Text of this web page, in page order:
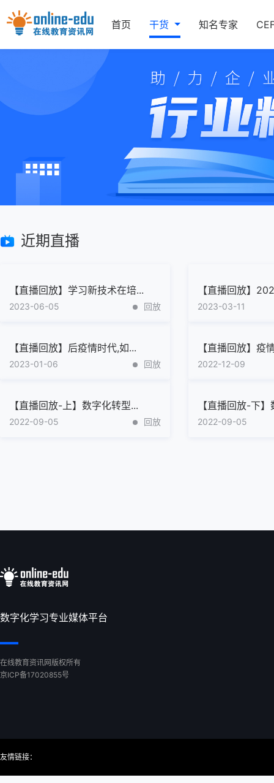
首页 干货 知名专家
近期直播
【直播回放】学习新技术在培...
2023-06-05 回放
【直播回放】
2023-03-11
【直播回放】后疫情时代,如...
2023-01-06 回放
【直播回放】疫
2022-12-09
【直播回放-上】数字化转型...
2022-09-05 回放
【直播回放-下
2022-09-05
数字化学习专业媒体平台
在线教育资讯网版权所有
京ICP备17020855号
友情链接：